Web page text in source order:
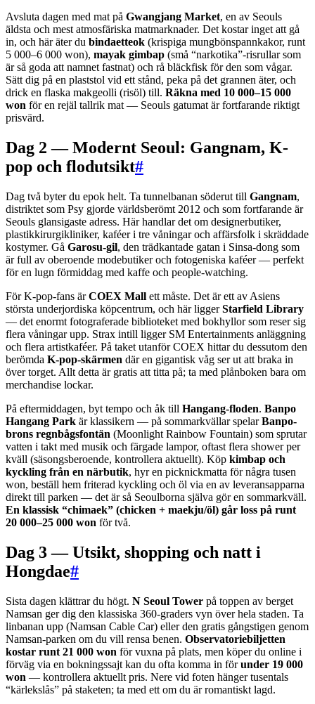
Avsluta dagen med mat på Gwangjang Market, en av Seouls
äldsta och mest atmosfäriska matmarknader. Det kostar inget att gå
in, och här äter du bindaetteok (krispiga mungbönspannkakor, runt
5 000–6 000 won), mayak gimbap (små “narkotika”-risrullar som
är så goda att namnet fastnat) och rå bläckfisk för den som vågar.
Sätt dig på en plaststol vid ett stånd, peka på det grannen äter, och
drick en flaska makgeolli (risöl) till. Räkna med 10 000–15 000
won för en rejäl tallrik mat — Seouls gatumat är fortfarande riktigt
prisvärd.
Dag 2 — Modernt Seoul: Gangnam, K-
pop och flodutsikt#
Dag två byter du epok helt. Ta tunnelbanan söderut till Gangnam,
distriktet som Psy gjorde världsberömt 2012 och som fortfarande är
Seouls glansigaste adress. Här handlar det om designerbutiker,
plastikkirurgikliniker, kaféer i tre våningar och affärsfolk i skräddade
kostymer. Gå Garosu-gil, den trädkantade gatan i Sinsa-dong som
är full av oberoende modebutiker och fotogeniska kaféer — perfekt
för en lugn förmiddag med kaffe och people-watching.
För K-pop-fans ärCOEX Mall ett måste. Det är ett av Asiens
största underjordiska köpcentrum, och här liggerStarfield Library
— det enormt fotograferade biblioteket med bokhyllor som reser sig
flera våningar upp. Strax intill ligger SM Entertainments anläggning
och flera artistkaféer. På taket utanför COEX hittar du dessutom den
berömda K-pop-skärmen där en gigantisk våg ser ut att braka in
över torget. Allt detta är gratis att titta på; ta med plånboken bara om
merchandise lockar.
På eftermiddagen, byt tempo och åk till Hangang-floden. Banpo
Hangang Park är klassikern — på sommarkvällar spelarBanpo-
brons regnbågsfontän (Moonlight Rainbow Fountain) som sprutar
vatten i takt med musik och färgade lampor, oftast flera shower per
kväll (säsongsberoende, kontrollera aktuellt). Köp kimbap och
kyckling från en närbutik, hyr en picknickmatta för några tusen
won, beställ hem friterad kyckling och öl via en av leveransapparna
direkt till parken — det är så Seoulborna själva gör en sommarkväll.
En klassisk “chimaek” (chicken + maekju/öl) går loss på runt
20 000–25 000 won för två.
Dag 3 — Utsikt, shopping och natt i
Hongdae#
Sista dagen klättrar du högt. N Seoul Tower på toppen av berget
Namsan ger dig den klassiska 360-graders vyn över hela staden. Ta
linbanan upp (Namsan Cable Car) eller den gratis gångstigen genom
Namsan-parken om du vill rensa benen. Observatoriebiljetten
kostar runt 21 000 won för vuxna på plats, men köper du online i
förväg via en bokningssajt kan du ofta komma in förunder 19 000
won — kontrollera aktuellt pris. Nere vid foten hänger tusentals
“kärlekslås” på staketen; ta med ett om du är romantiskt lagd.